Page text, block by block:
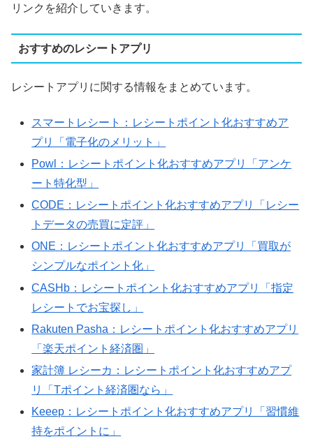
リンクを紹介していきます。
おすすめのレシートアプリ
レシートアプリに関する情報をまとめています。
スマートレシート：レシートポイント化おすすめア
プリ「電子化のメリット」
Powl：レシートポイント化おすすめアプリ「アンケ
ート特化型」
CODE：レシートポイント化おすすめアプリ「レシー
トデータの売買に定評」
ONE：レシートポイント化おすすめアプリ「買取が
シンプルなポイント化」
CASHb：レシートポイント化おすすめアプリ「指定
レシートでお宝探し」
Rakuten Pasha：レシートポイント化おすすめアプリ
「楽天ポイント経済圏」
家計簿 レシーカ：レシートポイント化おすすめアプ
リ「Tポイント経済圏なら」
Keeep：レシートポイント化おすすめアプリ「習慣維
持をポイントに」